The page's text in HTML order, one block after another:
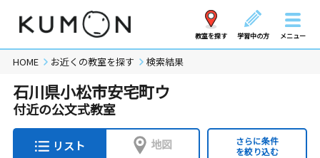
教室を探す 学習中の方 メニュー
HOME お近くの教室を探す 検索結果
石川県小松市安宅町ウ
付近の公文式教室
リスト 地図
さらに条件
を絞り込む